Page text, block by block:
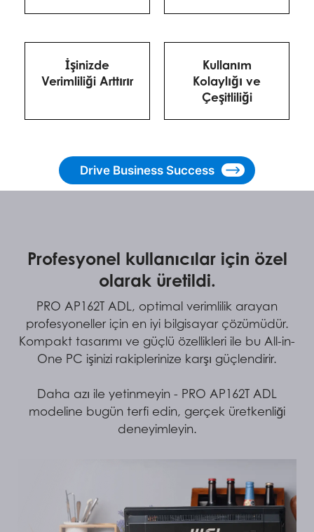
İşinizde
Verimliliği Arttırır
Kullanım
Kolaylığı ve
Çeşitliliği
Drive Business Success
Profesyonel kullanıcılar için özel
olarak üretildi.
PRO AP162T ADL, optimal verimlilik arayan
profesyoneller için en iyi bilgisayar çözümüdür.
Kompakt tasarımı ve güçlü özellikleri ile bu All-in-
One PC işinizi rakiplerinize karşı güçlendirir.
Daha azı ile yetinmeyin - PRO AP162T ADL
modeline bugün terfi edin, gerçek üretkenliği
deneyimleyin.